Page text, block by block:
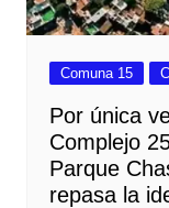
Comuna 15
Por única
Complejo
Parque
repasa la